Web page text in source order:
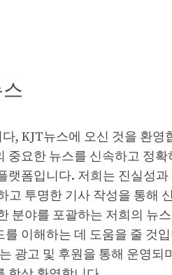
, KJT뉴스에 오신 것을 환영
중요한 뉴스를 신속하고 정
랫폼입니다. 저희는 진실성
고 투명한 기사 작성을 통해
분야를 포괄하는 저희의 뉴
를 이해하는 데 도움을 줄 것
광고 및 후원을 통해 운영되